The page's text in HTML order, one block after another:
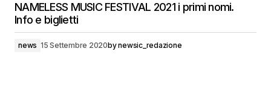
NAMELESS MUSIC FESTIVAL 2021 i primi nomi.
Info e biglietti
news 15 Settembre 2020bynewsic_redazione